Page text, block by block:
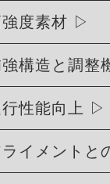
度素材
構造と調整
性能向上
ライメントと